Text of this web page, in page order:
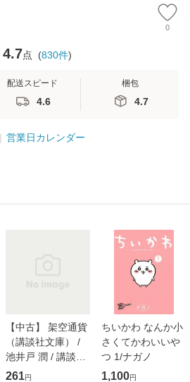
0
4.7点 (830件)
配送スピード
4.6
梱包
4.7
営業日カレンダー
【中古】 架空通貨
（講談社文庫） /
池井戸 潤 / 講談社
[文庫]【メール便送
261円
ちいかわ なんか小
さくてかわいいや
つ 1/ナガノ
1,100円